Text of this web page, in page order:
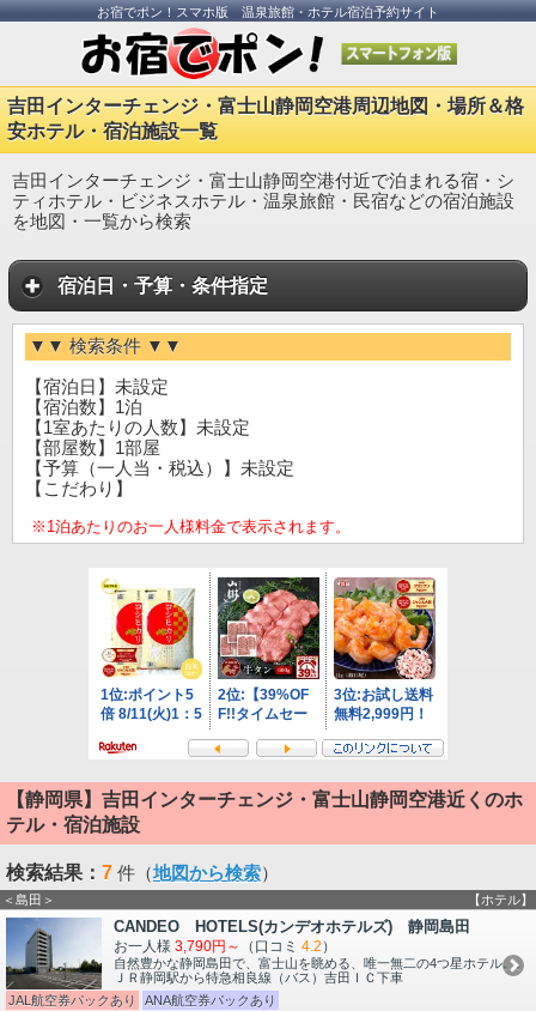
お宿でポン！スマホ版 温泉旅館・ホテル宿泊予約サイト
吉田インターチェンジ・富士山静岡空港周辺地図・場所＆格
安ホテル・宿泊施設一覧
吉田インターチェンジ・富士山静岡空港付近で泊まれる宿・シ
ティホテル・ビジネスホテル・温泉旅館・民宿などの宿泊施設
を地図・一覧から検索
宿泊日・予算・条件指定
▼▼ 検索条件 ▼▼
【宿泊日】未設定
【宿泊数】1泊
【1室あたりの人数】未設定
【部屋数】1部屋
【予算（一人当・税込）】未設定
【こだわり】
※1泊あたりのお一人様料金で表示されます。
【静岡県】吉田インターチェンジ・富士山静岡空港近くのホ
テル・宿泊施設
検索結果： 7 件（地図から検索）
＜島田＞ 【ホテル】
CANDEO HOTELS(カンデオホテルズ) 静岡島田
お一人様 3,790円～ （口コミ 4.2 ）
自然豊かな静岡島田で、富士山を眺める、唯一無二の4つ星ホテル。。
ＪＲ静岡駅から特急相良線（バス）吉田ＩＣ下車
JAL航空券パックあり
ANA航空券パックあり